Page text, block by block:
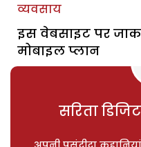
व्यवसाय
इस वेबसाइट पर
मोबाइल प्लान
सरिता